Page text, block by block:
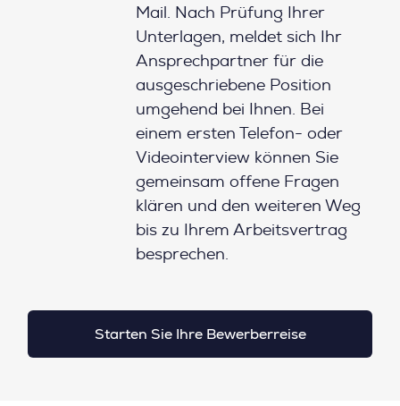
Mail. Nach Prüfung Ihrer
Unterlagen, meldet sich Ihr
Ansprechpartner für die
ausgeschriebene Position
umgehend bei Ihnen. Bei
einem ersten Telefon- oder
Videointerview können Sie
gemeinsam offene Fragen
klären und den weiteren Weg
bis zu Ihrem Arbeitsvertrag
besprechen.
Starten Sie Ihre Bewerberreise